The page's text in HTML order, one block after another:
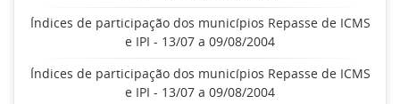
Índices de participação dos municípios Repasse de ICMS
e IPI - 13/07 a 09/08/2004
Índices de participação dos municípios Repasse de ICMS
e IPI - 13/07 a 09/08/2004